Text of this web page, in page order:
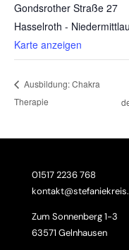
Gondsrother Straße 27
Hasselroth - Niedermittlau
Karte anzeigen
Ausbildung: Chakra
Therapie
01517 2236 768
Zum Sonnenberg 1-3
63571 Gelnhausen